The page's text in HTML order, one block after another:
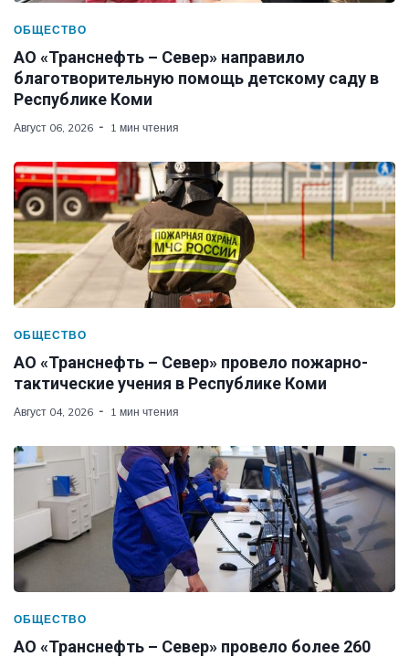
ОБЩЕСТВО
АО «Транснефть – Север» направило
благотворительную помощь детскому саду в
Республике Коми
Август 06, 2026 1 мин чтения
ОБЩЕСТВО
АО «Транснефть – Север» провело пожарно-
тактические учения в Республике Коми
Август 04, 2026 1 мин чтения
ОБЩЕСТВО
АО «Транснефть – Север» провело более 260